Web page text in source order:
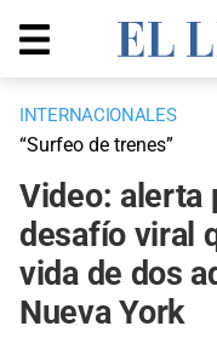
INTERNACIONALES
“Surfeo de trenes”
Video: alerta
desafío viral
vida de dos
Nueva York